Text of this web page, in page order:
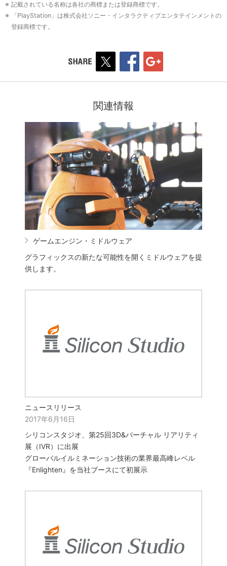
※ 記載されている名称は各社の商標または登録商標です。
※ 「PlayStation」は株式会社ソニー・インタラクティブエンタテインメントの
登録商標です。
関連情報
ゲームエンジン・ミドルウェア
グラフィックスの新たな可能性を開くミドルウェアを提
供します。
ニュースリリース
2017年6月16日
シリコンスタジオ、第25回3D&バーチャル リアリティ
展（IVR）に出展
グローバルイルミネーション技術の業界最高峰レベル
『Enlighten』を当社ブースにて初展示